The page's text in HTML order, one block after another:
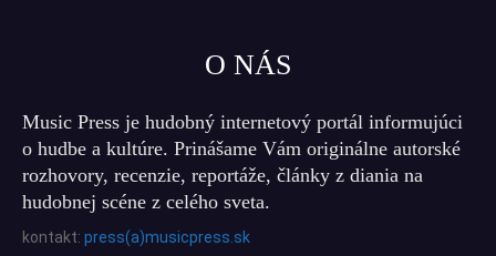
O NÁS
Music Press je hudobný internetový portál informujúci
o hudbe a kultúre. Prinášame Vám originálne autorské
rozhovory, recenzie, reportáže, články z diania na
hudobnej scéne z celého sveta.
kontakt: press(a)musicpress.sk